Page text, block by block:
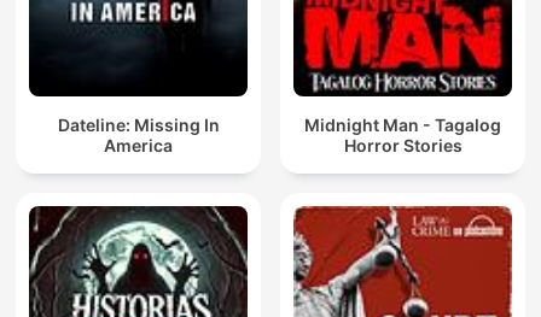
Dateline: Missing In
America
Midnight Man - Tagalog
Horror Stories